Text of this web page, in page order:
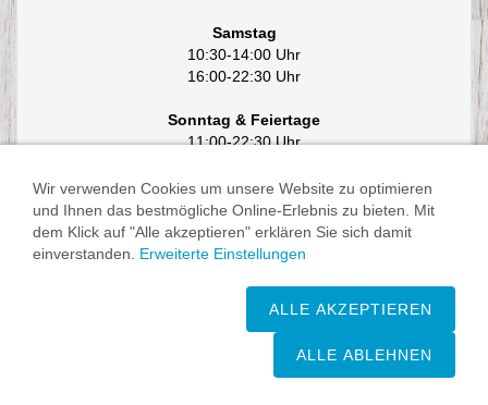
Samstag
10:30-14:00 Uhr
16:00-22:30 Uhr
Sonntag & Feiertage
11:00-22:30 Uhr
Wir verwenden Cookies um unsere Website zu optimieren
und Ihnen das bestmögliche Online-Erlebnis zu bieten. Mit
dem Klick auf "Alle akzeptieren" erklären Sie sich damit
einverstanden. Erweiterte Einstellungen
ALLE AKZEPTIEREN
ALLE ABLEHNEN